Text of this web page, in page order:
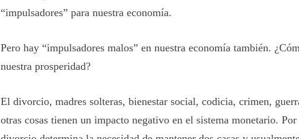
“impulsadores” para nuestra economía.
Pero hay “impulsadores malos” en nuestra economía también.
nuestra prosperidad?
El divorcio, madres solteras, bienestar social, codicia, crimen,
otras cosas tienen un impacto negativo en el sistema monetario.